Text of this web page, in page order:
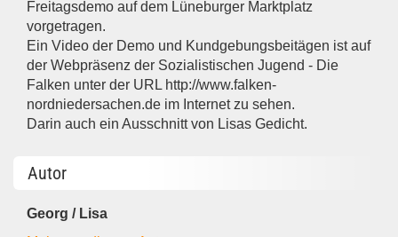
Freitagsdemo auf dem Lüneburger Marktplatz
vorgetragen.
Ein Video der Demo und Kundgebungsbeitägen ist auf
der Webpräsenz der Sozialistischen Jugend - Die
Falken unter der URL http://www.falken-
nordniedersachen.de im Internet zu sehen.
Darin auch ein Ausschnitt von Lisas Gedicht.
Autor
Georg / Lisa